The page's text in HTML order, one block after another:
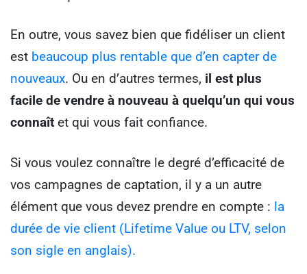
En outre, vous savez bien que fidéliser un client
est beaucoup plus rentable que d’en capter de
nouveaux. Ou en d’autres termes, il est plus
facile de vendre à nouveau à quelqu’un qui vous
connaît et qui vous fait confiance.
Si vous voulez connaître le degré d’efficacité de
vos campagnes de captation, il y a un autre
élément que vous devez prendre en compte : la
durée de vie client (Lifetime Value ou LTV, selon
son sigle en anglais).